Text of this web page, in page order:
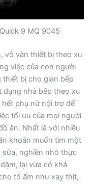
9 MQ 9045
vô vàn thiết bị theo xu
việc của con người
bị cho gian bếp
dụng nhà bếp theo xu
phụ nữ nội trợ để
tối ưu của mọi người
ăn. Nhất là với nhiều
khoăn muốn tìm một
sữa, nghiền nhỏ thực
lại vừa có khả
tổ ấm như xay thịt,